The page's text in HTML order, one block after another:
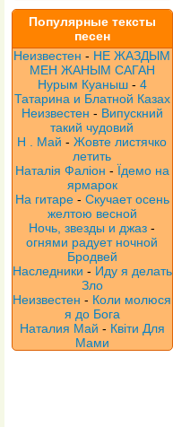
Популярные тексты
песен
Неизвестен - НЕ ЖАЗДЫМ
МЕН ЖАНЫМ САГАН
Нурым Куаныш - 4
Татарина и Блатной Казах
Неизвестен - Випускний
такий чудовий
Н . Май -Жовте листячко
летить
Наталія Фаліон - Їдемо на
ярмарок
На гитаре - Скучает осень
желтою весной
Ночь, звезды и джаз -
огнями радует ночной
Бродвей
Наследники - Иду я делать
Зло
Неизвестен - Коли молюся
я до Бога
Наталия Май - Квіти Для
Мами